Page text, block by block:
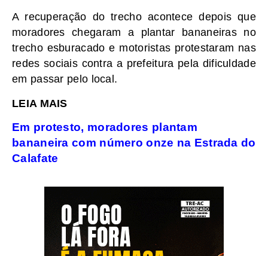
A recuperação do trecho acontece depois que
moradores chegaram a plantar bananeiras no
trecho esburacado e motoristas protestaram nas
redes sociais contra a prefeitura pela dificuldade
em passar pelo local.
LEIA MAIS
Em protesto, moradores plantam
bananeira com número onze na Estrada do
Calafate